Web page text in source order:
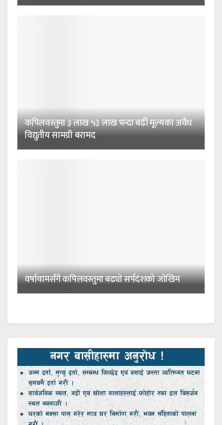
कपिलवस्तुमा ३ लाख ५३ लाख भन्दा बढी मूल्यका अवैध
विद्युतीय सामग्री बरामद
वर्षायामसँगै कपिलवस्तुमा बढ्यो सर्पदंशको जोखिम